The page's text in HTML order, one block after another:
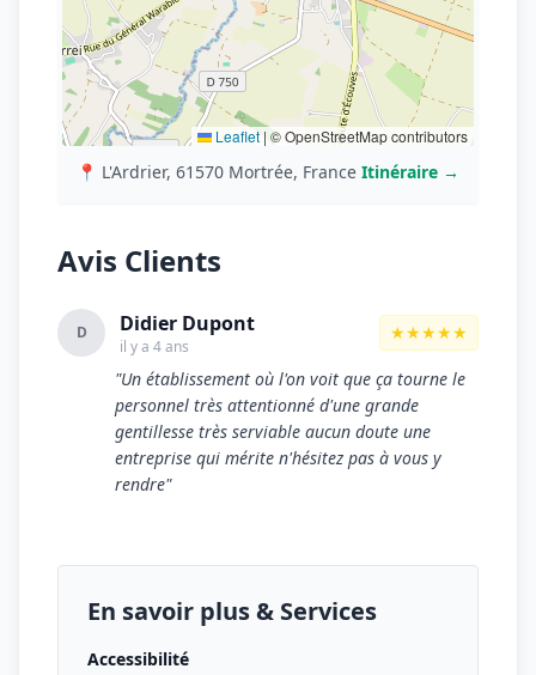
Leaflet |© OpenStreetMap contributors
📍 L'Ardrier, 61570 Mortrée, France Itinéraire →
Avis Clients
D Didier Dupont
il y a 4 ans
★★★★★
"Un établissement où l'on voit que ça tourne le
personnel très attentionné d'une grande
gentillesse très serviable aucun doute une
entreprise qui mérite n'hésitez pas à vous y
rendre"
En savoir plus & Services
Accessibilité